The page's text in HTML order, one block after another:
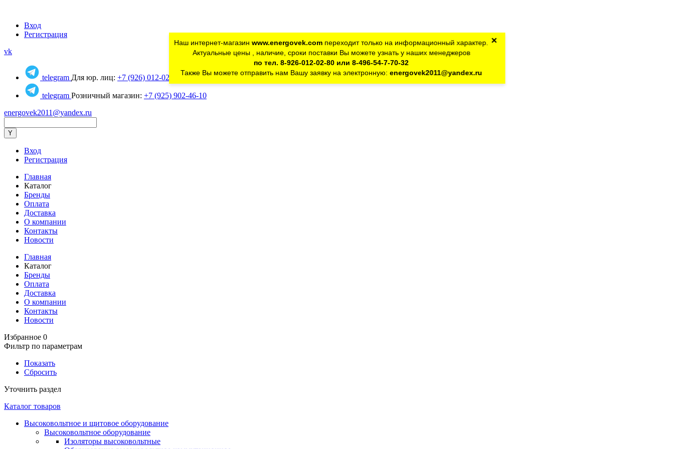
Вход
Регистрация
vk
telegram Для юр. лиц: +7 (926) 012-02-80
telegram Розничный магазин: +7 (925) 902-46-10
energovek2011@yandex.ru
Наш интернет-магазин www.energovek.comпереходит только на информационный характер.
Актуальные цены , наличие, сроки поставки Вы можете узнать у наших менеджеров
по тел. 8-926-012-02-80 или 8-496-54-7-70-32
Также Вы можете отправить нам Вашу заявку на электронную: energovek2011@yandex.ru
×
Вход
Регистрация
Главная
Каталог
Бренды
Оплата
Доставка
О компании
Контакты
Новости
Главная
Каталог
Бренды
Оплата
Доставка
О компании
Контакты
Новости
Избранное 0
Фильтр по параметрам
Показать
Сбросить
Уточнить раздел
Каталог товаров
Высоковольтное и щитовое оборудование
Высоковольтное оборудование
Изоляторы высоковольтные